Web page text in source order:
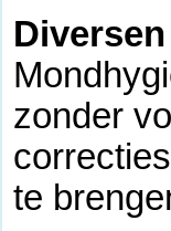
Diversen
zonder
te